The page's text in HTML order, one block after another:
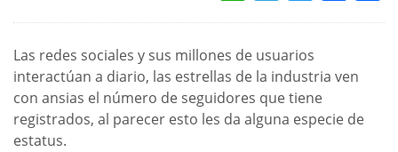
Las redes sociales y sus millones de usuarios
interactúan a diario, las estrellas de la industria ven
con ansias el número de seguidores que tiene
registrados, al parecer esto les da alguna especie de
estatus.